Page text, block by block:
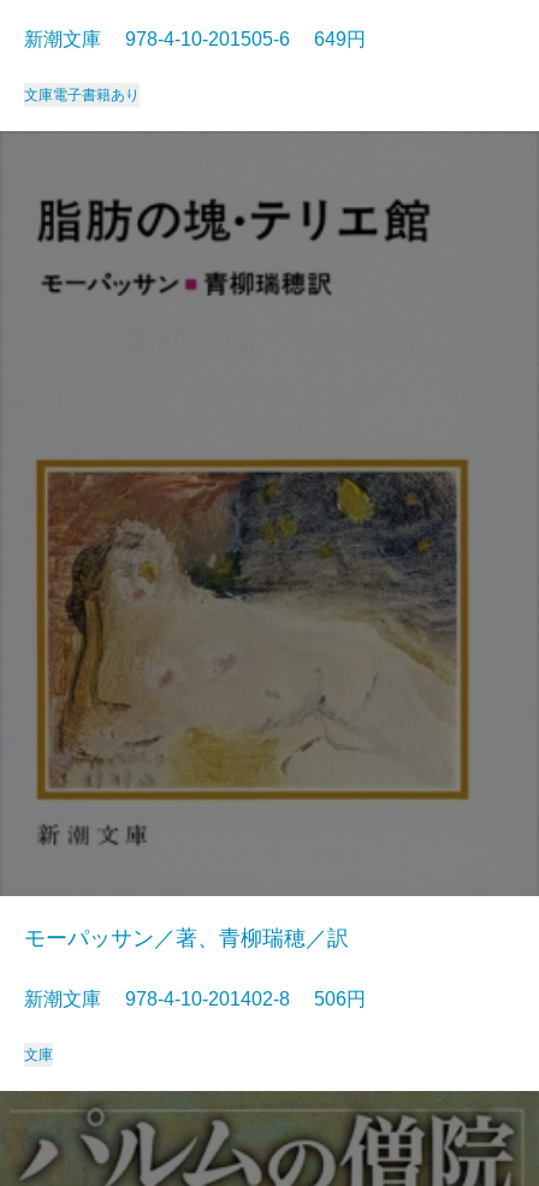
新潮文庫 978-4-10-201505-6 649円
文庫電子書籍あり
モーパッサン／著、青柳瑞穂／訳
新潮文庫 978-4-10-201402-8 506円
文庫